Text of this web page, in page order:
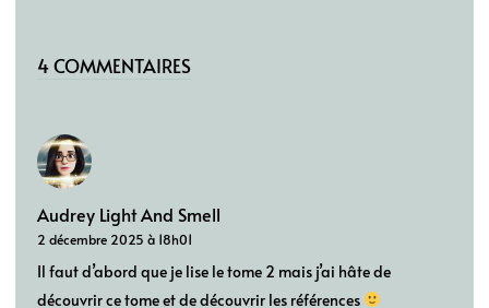
4 COMMENTAIRES
Audrey Light And Smell
2 décembre 2025 à 18h01
Il faut d’abord que je lise le tome 2 mais j’ai hâte de
découvrir ce tome et de découvrir les références